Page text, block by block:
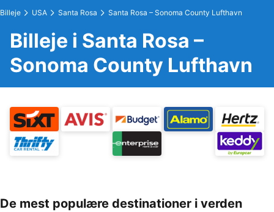
Billeje USA Santa Rosa Santa Rosa – Sonoma County Lufthavn
Billeje i Santa Rosa –
Sonoma County Lufthavn
De mest populære destinationer i verden